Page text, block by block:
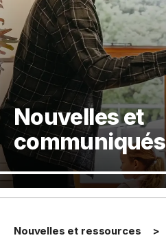
Nouvelles et
communiqués
Nouvelles et ressources